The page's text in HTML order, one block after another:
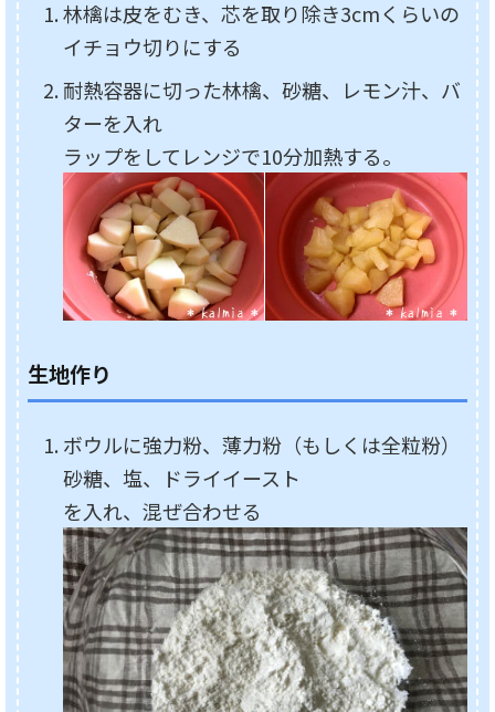
林檎は皮をむき、芯を取り除き3cmくらいの
イチョウ切りにする
耐熱容器に切った林檎、砂糖、レモン汁、バ
ターを入れ
ラップをしてレンジで10分加熱する。
生地作り
ボウルに強力粉、薄力粉（もしくは全粒粉）
砂糖、塩、ドライイースト
を入れ、混ぜ合わせる